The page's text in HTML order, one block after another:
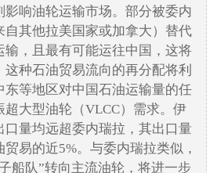
影响油轮运输市场。部分被委内
自其他拉美国家或加拿大）替代
输，且最有可能运往中国，这将
这种石油贸易流向的再分配将利
东等地区对中国石油运输量的任
超大型油轮（VLCC）需求。伊
口量均远超委内瑞拉，其出口量
易的近5%。与委内瑞拉类似，
船队”转向主流油轮，将进一步